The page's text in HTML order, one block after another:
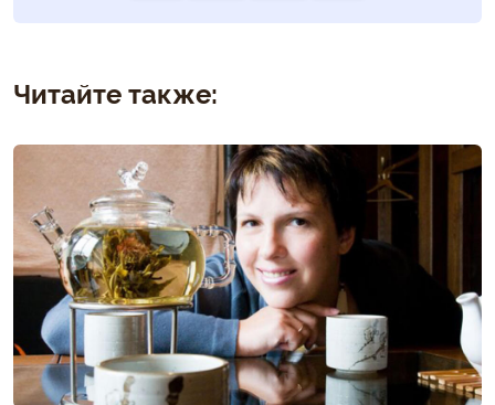
Читайте также: